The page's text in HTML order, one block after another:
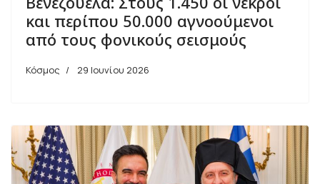
και περίπου 50.000 αγνοούμενοι
από τους φονικούς σεισμούς
Κόσμος 29 Ιουνίου 2026